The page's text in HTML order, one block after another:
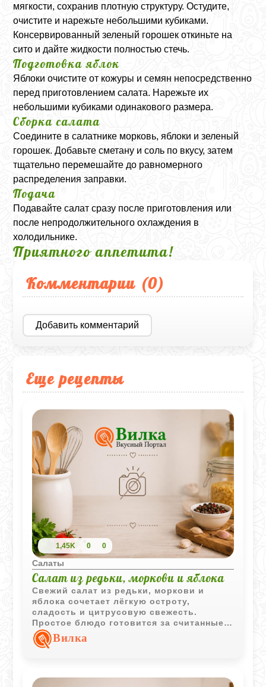
мягкости, сохранив плотную структуру. Остудите,
очистите и нарежьте небольшими кубиками.
Консервированный зеленый горошек откиньте на
сито и дайте жидкости полностью стечь.
Подготовка яблок
Яблоки очистите от кожуры и семян непосредственно
перед приготовлением салата. Нарежьте их
небольшими кубиками одинакового размера.
Сборка салата
Соедините в салатнике морковь, яблоки и зеленый
горошек. Добавьте сметану и соль по вкусу, затем
тщательно перемешайте до равномерного
распределения заправки.
Подача
Подавайте салат сразу после приготовления или
после непродолжительного охлаждения в
холодильнике.
Приятного аппетита!
Комментарии (0)
Добавить комментарий
Еще рецепты
1,45K 0 0
Салаты
Салат из редьки, моркови и яблока
Свежий салат из редьки, моркови и
яблока сочетает лёгкую остроту,
сладость и цитрусовую свежесть.
Простое блюдо готовится за считанные
минуты и хорошо подходит как
дополнение к основному меню.
Вилка